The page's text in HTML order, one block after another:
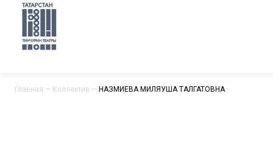
Главная — Коллектив — НАЗМИЕВА МИЛЯУША ТАЛГАТОВНА